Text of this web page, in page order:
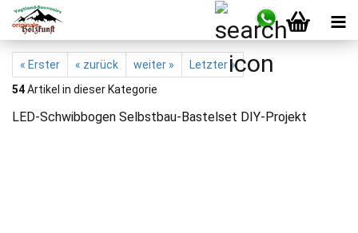
« Erster « zurück weiter »
Letzter »
54Artikel in dieser Kategorie
LED-Schwibbogen Selbstbau-Bastelset DIY-Projekt